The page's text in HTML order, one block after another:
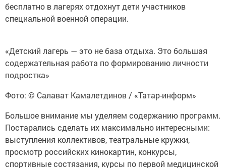
бесплатно в лагерях отдохнут дети участников
специальной военной операции.
«Детский лагерь — это не база отдыха. Это большая
содержательная работа по формированию личности
подростка»
Фото: © Салават Камалетдинов / «Татар-информ»
Большое внимание мы уделяем содержанию программ.
Постарались сделать их максимально интересными:
выступления коллективов, театральные кружки,
просмотр российских кинокартин, конкурсы,
спортивные состязания, курсы по первой медицинской